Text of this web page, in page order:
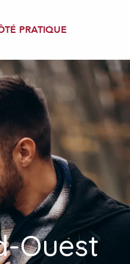
PRATIQUE
Ouest